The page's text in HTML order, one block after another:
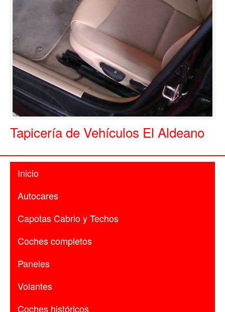
Tapicería de Vehículos El Aldeano
Inicio
Autocares
Capotas Cabrio y Techos
Coches completos
Paneles
Volantes
Coches históricos